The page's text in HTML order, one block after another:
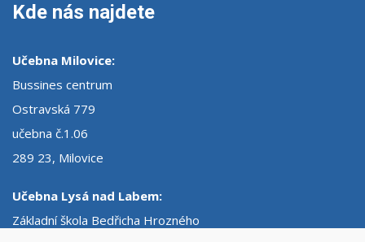
Kde nás najdete
Učebna Milovice:
Bussines centrum
Ostravská 779
učebna č.1.06
289 23, Milovice
Učebna Lysá nad Labem:
Základní škola Bedřicha Hrozného